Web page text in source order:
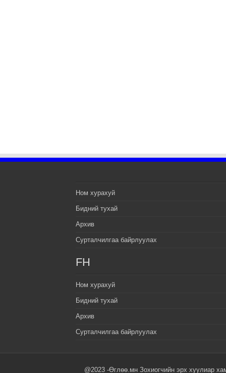
Ном хурахуй
Бидний тухай
Архив
Сурталчилгаа байрлуулах
FH
Ном хурахуй
Бидний тухай
Архив
Сурталчилгаа байрлуулах
@2023 -Өглөө.мн Зохиогчийн эрх хуулиар